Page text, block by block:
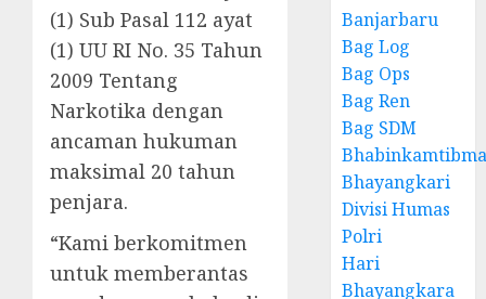
(1) Sub Pasal 112 ayat
(1) UU RI No. 35 Tahun
2009 Tentang
Narkotika dengan
ancaman hukuman
maksimal 20 tahun
penjara.
“Kami berkomitmen
untuk memberantas
Banjarbaru
Bag Log
Bag Ops
Bag Ren
Bag SDM
Bhayangkari
Divisi Humas
Polri
Hari
Bhayangkara